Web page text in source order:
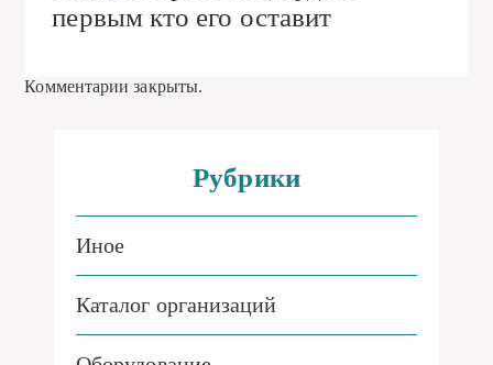
первым кто его оставит
Комментарии закрыты.
Рубрики
Иное
Каталог организаций